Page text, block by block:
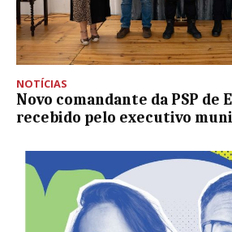
NOTÍCIAS
Novo comandante da PSP de
recebido pelo executivo